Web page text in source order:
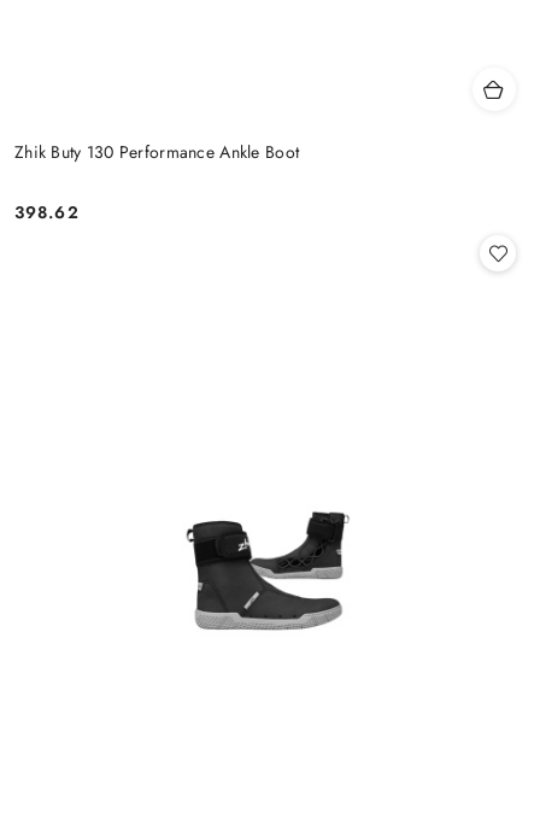
Zhik Buty 130 Performance Ankle Boot
Cena:
398.62